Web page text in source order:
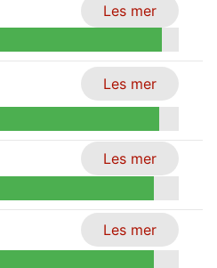
Les mer
Les mer
Les mer
Les mer